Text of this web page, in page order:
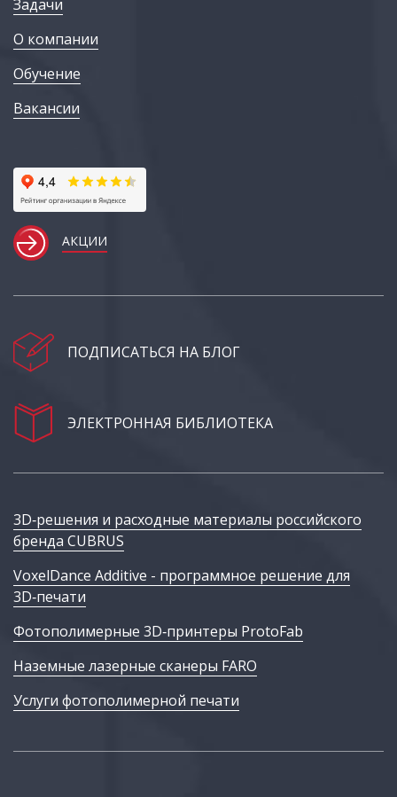
Задачи
О компании
Обучение
Вакансии
АКЦИИ
ПОДПИСАТЬСЯ НА БЛОГ
ЭЛЕКТРОННАЯ БИБЛИОТЕКА
3D‑решения и расходные материалы российского
бренда CUBRUS
VoxelDance Additive - программное решение для
3D‑печати
Фотополимерные 3D‑принтеры ProtoFab
Наземные лазерные сканеры FARO
Услуги фотополимерной печати